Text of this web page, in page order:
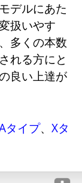
デルにあた
扱いやす
多くの本数
れる方にと
良い上達が
タイプ、Xタ